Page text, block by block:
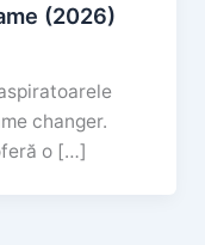
(2026)
changer.
o […]